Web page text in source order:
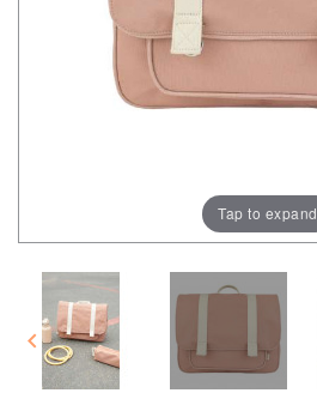
Tap to expand
